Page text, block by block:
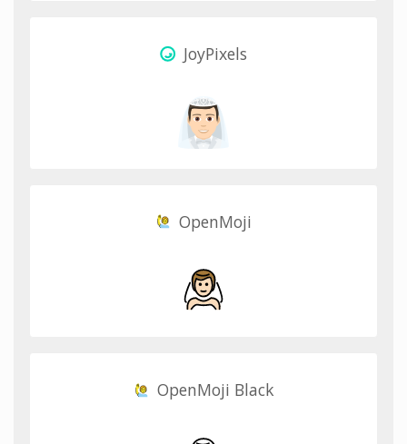
JoyPixels
OpenMoji
OpenMoji Black